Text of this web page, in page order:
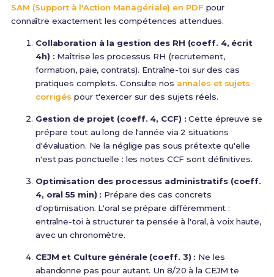
SAM (Support à l'Action Managériale) en PDF pour
connaître exactement les compétences attendues.
Collaboration à la gestion des RH (coeff. 4, écrit
4h) : Maîtrise les processus RH (recrutement,
formation, paie, contrats). Entraîne-toi sur des cas
pratiques complets. Consulte nos annales et sujets
corrigés pour t'exercer sur des sujets réels.
Gestion de projet (coeff. 4, CCF) : Cette épreuve se
prépare tout au long de l'année via 2 situations
d'évaluation. Ne la néglige pas sous prétexte qu'elle
n'est pas ponctuelle : les notes CCF sont définitives.
Optimisation des processus administratifs (coeff.
4, oral 55 min) : Prépare des cas concrets
d'optimisation. L'oral se prépare différemment :
entraîne-toi à structurer ta pensée à l'oral, à voix haute,
avec un chronomètre.
CEJM et Culture générale (coeff. 3) : Ne les
abandonne pas pour autant. Un 8/20 à la CEJM te